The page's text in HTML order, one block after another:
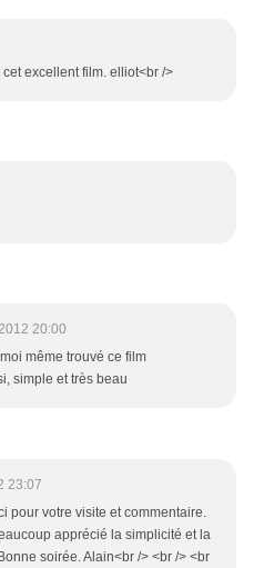
excellent film. elliot<br />
20:00
même trouvé ce film
simple et très beau
23:07
pour votre visite et commentaire.
apprécié la simplicité et la
soirée. Alain<br /> <br /> <br